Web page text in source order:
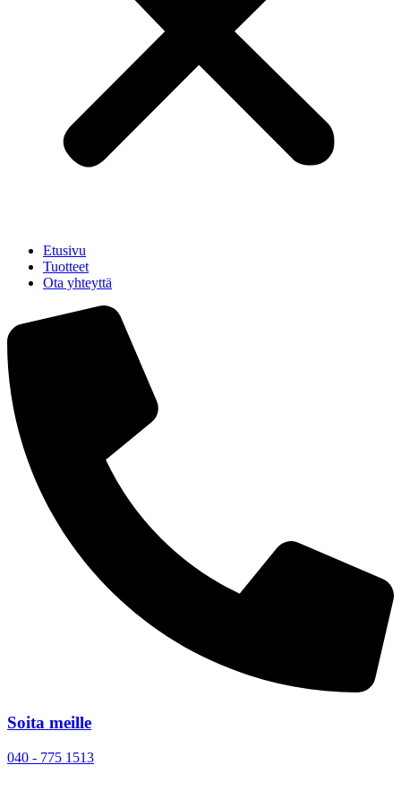
Etusivu
Tuotteet
Ota yhteyttä
Soita meille
040 - 775 1513